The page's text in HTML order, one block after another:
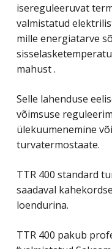
isereguleeruvat
valmistatud
mille energiatarve
mahust .
Selle lahenduse
võimsuse
ülekuumenemine
turvatermostaate.
TTR 400 standard
saadaval
loendurina.
TTR 400 pakub